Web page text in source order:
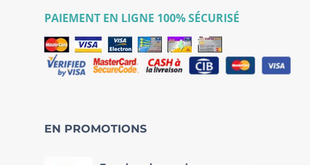
PAIEMENT EN LIGNE 100% SÉCURISÉ
EN PROMOTIONS